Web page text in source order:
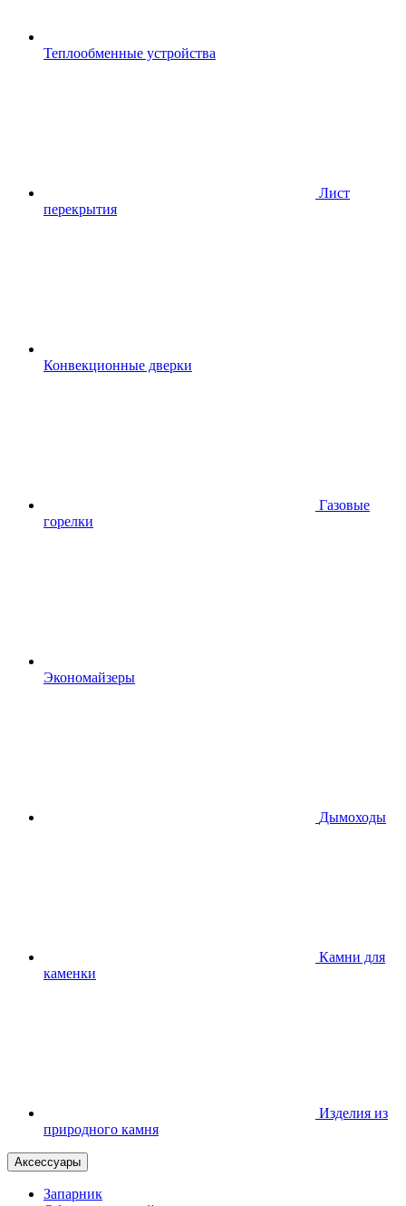
Теплообменные устройства
Лист
перекрытия
Конвекционные дверки
Газовые
горелки
Экономайзеры
Дымоходы
Камни для
каменки
Изделия из
природного камня
Аксессуары
Запарник